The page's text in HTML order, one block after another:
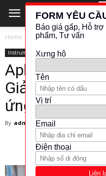
Home Instrument
Instrument
Aplisens
Giải pháp
ứng dụng
By admin - 20 March 2025